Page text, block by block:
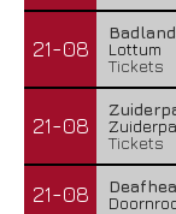
21-08
Lottum
Tickets
21-08
Tickets
21-08